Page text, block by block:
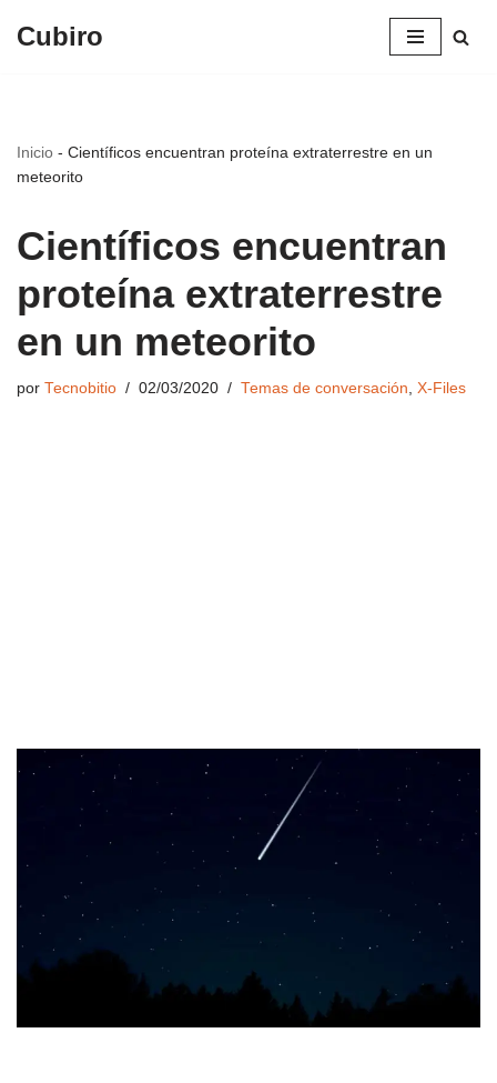
Cubiro
Inicio - Científicos encuentran proteína extraterrestre en un
meteorito
Científicos encuentran
proteína extraterrestre
en un meteorito
por Tecnobitio 02/03/2020 Temas de conversación, X-Files